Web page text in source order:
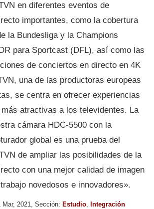
en diferentes eventos de
importantes, como la cobertura
la Bundesliga y la Champions
para Sportcast (DFL), así como las
de conciertos en directo en 4K
una de las productoras europeas
se centra en ofrecer experiencias
atractivas a los televidentes. La
cámara HDC-5500 con la
global es una prueba del
de ampliar las posibilidades de la
con una mejor calidad de imagen
novedosos e innovadores».
Mar, 2021, Sección: Estudio, Integración